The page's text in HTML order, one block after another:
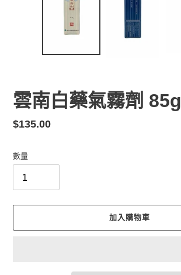
雲南白藥氣霧劑 85g
定
$135.00
數量
加入購物車